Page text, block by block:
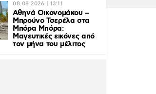
08.08.2026 | 13:11
Αθηνά Οικονομάκου –
Μπρούνο Τσερέλα στα
Μπόρα Μπόρα:
Mαγευτικές εικόνες από
τον μήνα του μέλιτος